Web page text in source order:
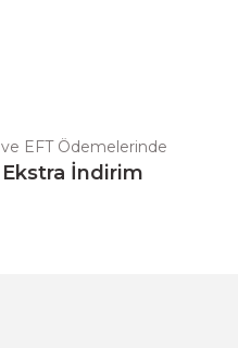
EFT Ödemelerinde
Ekstra İndirim